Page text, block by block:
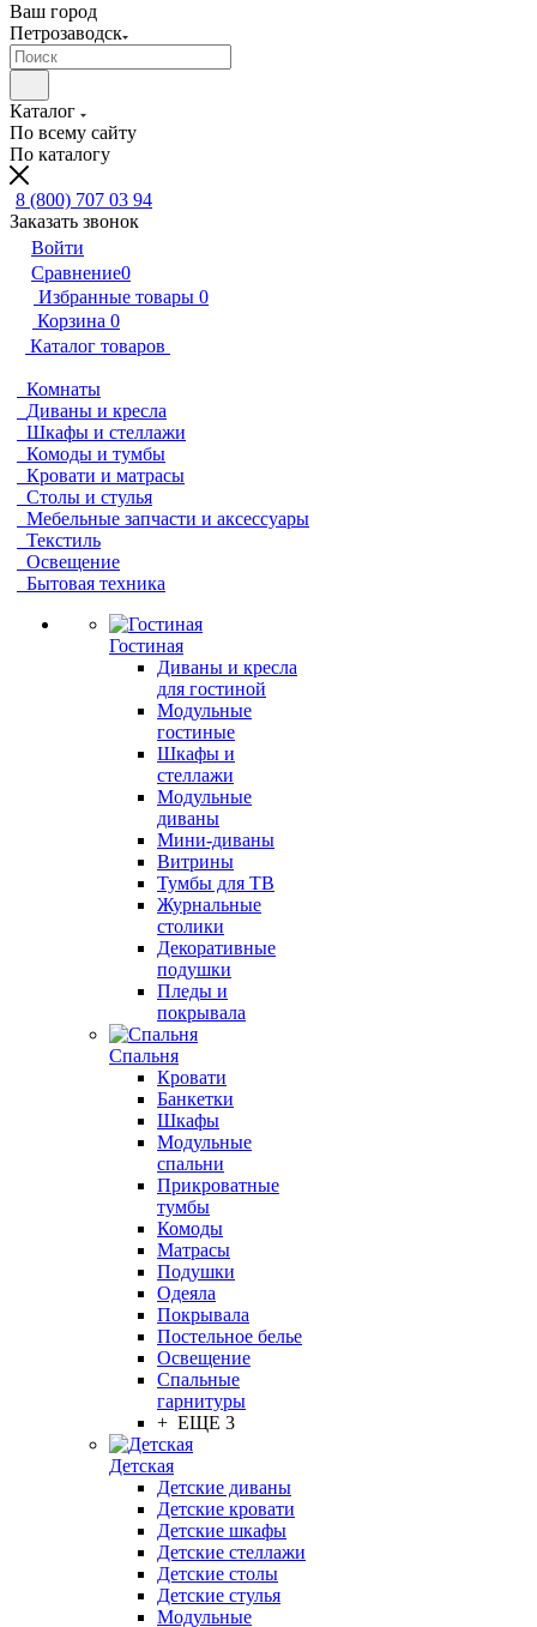
Ваш город
Петрозаводск
Каталог
По всему сайту
По каталогу
8 (800) 707 03 94
Заказать звонок
Войти
Сравнение0
Избранные товары 0
Корзина 0
Каталог товаров
Комнаты
Диваны и кресла
Шкафы и стеллажи
Комоды и тумбы
Кровати и матрасы
Столы и стулья
Мебельные запчасти и аксессуары
Текстиль
Освещение
Бытовая техника
Гостиная
Диваны и кресла
для гостиной
Модульные
гостиные
Шкафы и
стеллажи
Модульные
диваны
Мини-диваны
Витрины
Тумбы для ТВ
Журнальные
столики
Декоративные
подушки
Пледы и
покрывала
Спальня
Кровати
Банкетки
Шкафы
Модульные
спальни
Прикроватные
тумбы
Комоды
Матрасы
Подушки
Одеяла
Покрывала
Постельное белье
Освещение
Спальные
гарнитуры
+ ЕЩЕ 3
Детская
Детские диваны
Детские кровати
Детские шкафы
Детские стеллажи
Детские столы
Детские стулья
Модульные